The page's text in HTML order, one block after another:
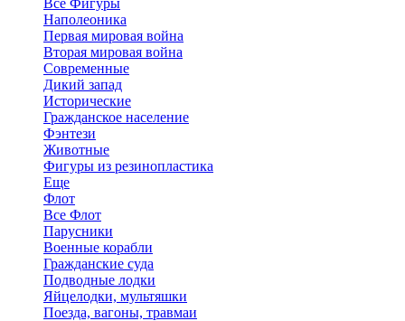
Все Фигуры
Наполеоника
Первая мировая война
Вторая мировая война
Современные
Дикий запад
Исторические
Гражданское население
Фэнтези
Животные
Фигуры из резинопластика
Еще
Флот
Все Флот
Парусники
Военные корабли
Гражданские суда
Подводные лодки
Яйцелодки, мультяшки
Поезда, вагоны, травмаи